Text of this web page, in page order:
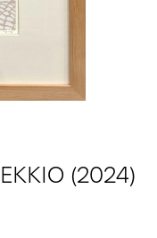
(2024)